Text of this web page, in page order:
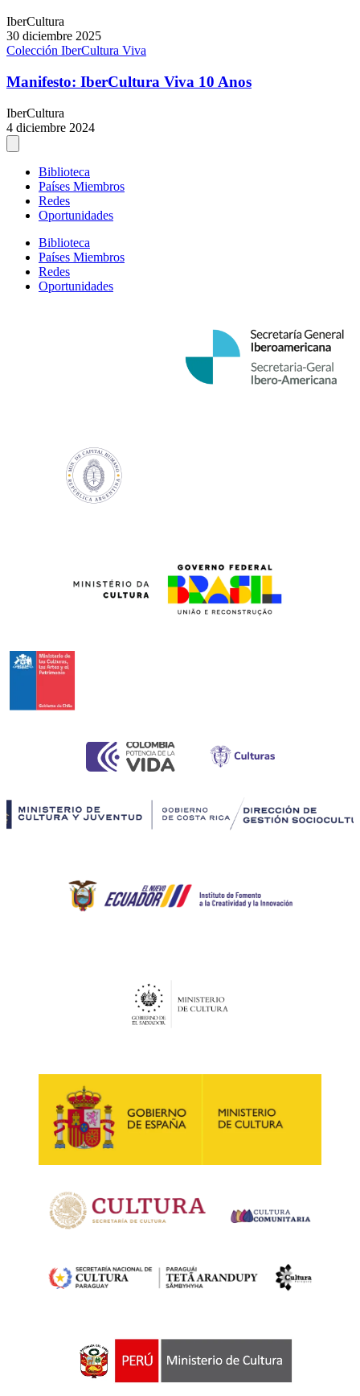
IberCultura
30 diciembre 2025
Colección IberCultura Viva
Manifesto: IberCultura Viva 10 Anos
IberCultura
4 diciembre 2024
Biblioteca
Países Miembros
Redes
Oportunidades
Biblioteca
Países Miembros
Redes
Oportunidades